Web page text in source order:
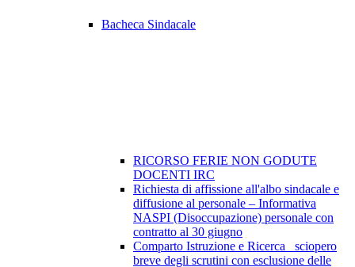
Bacheca Sindacale
RICORSO FERIE NON GODUTE
DOCENTI IRC
Richiesta di affissione all'albo sindacale e
diffusione al personale – Informativa
NASPI (Disoccupazione) personale con
contratto al 30 giugno
Comparto Istruzione e Ricerca_ sciopero
breve degli scrutini con esclusione delle